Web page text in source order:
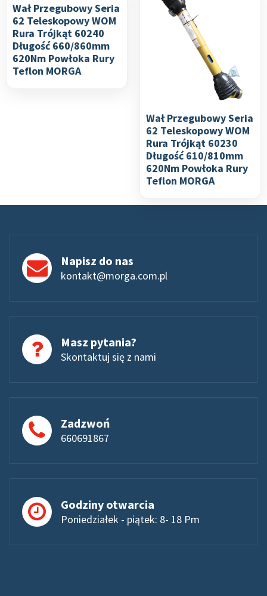
Wał Przegubowy Seria
62 Teleskopowy WOM
Rura Trójkąt 60240
Długość 660/860mm
620Nm Powłoka Rury
Teflon MORGA
Wał Przegubowy Seria
62 Teleskopowy WOM
Rura Trójkąt 60230
Długość 610/810mm
620Nm Powłoka Rury
Teflon MORGA
Napisz do nas
kontakt@morga.com.pl
Masz pytania?
Skontaktuj się z nami
Zadzwoń
660691867
Godziny otwarcia
Poniedziałek - piątek: 8- 18 Pm